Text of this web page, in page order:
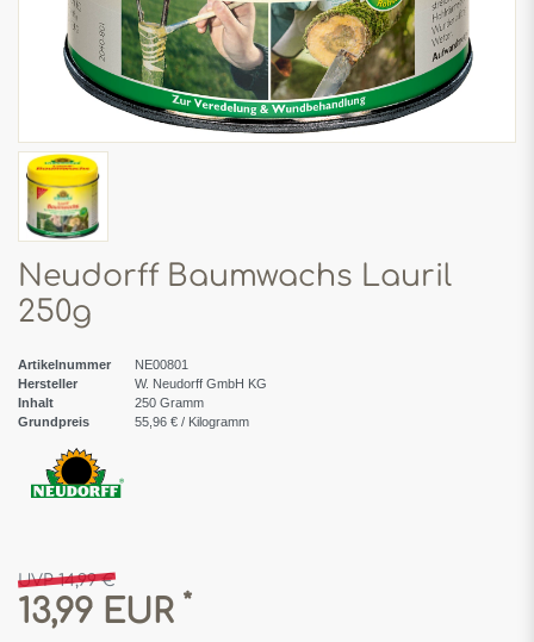
Neudorff Baumwachs Lauril
250g
Artikelnummer
NE00801
Hersteller
W. Neudorff GmbH KG
Inhalt
250 Gramm
Grundpreis
55,96 € / Kilogramm
UVP 14,99 €
13,99 EUR *